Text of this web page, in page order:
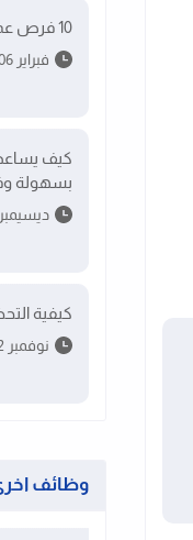
10 فرص عمل عن بُعد يمكنك البدء فيها في 2025
فبراير 06, 2025
بسهولة
ديسيمبر 27,
كيفية
نوفمبر 02, 2024
وظائف